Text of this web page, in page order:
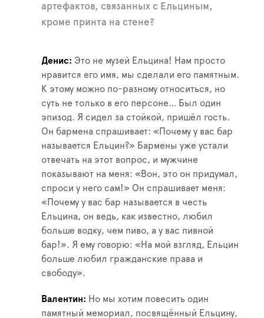
артефактов, связанных с Ельциным,
кроме принта на стене?
Денис
Это не музей Ельцина! Нам просто
нравится его имя, мы сделали его памятным.
К этому можно по-разному относиться, но
суть не только в его персоне… Был один
эпизод. Я сидел за стойкой, пришёл гость.
Он бармена спрашивает: «Почему у вас бар
называется Ельцин?» Бармены уже устали
отвечать на этот вопрос, и мужчине
показывают на меня: «Вон, это он придумал,
спроси у него сам!» Он спрашивает меня:
«Почему у вас бар называется в честь
Ельцина, он ведь, как известно, любил
больше водку, чем пиво, а у вас пивной
бар!». Я ему говорю: «На мой взгляд, Ельцин
больше любил гражданские права и
свободу».
Валентин
Но мы хотим повесить один
памятный мемориал, посвящённый Ельцину,